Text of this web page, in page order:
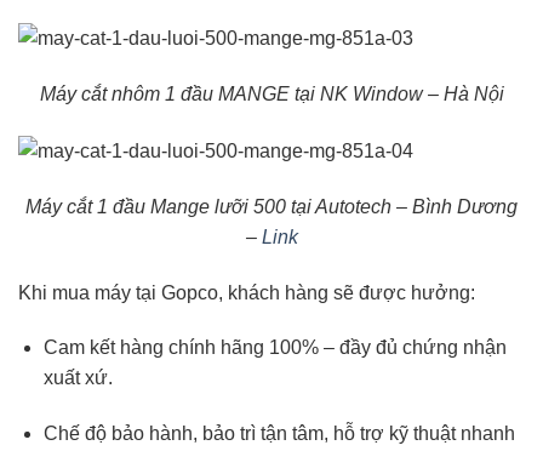
Máy cắt nhôm 1 đầu MANGE tại NK Window – Hà Nội
Máy cắt 1 đầu Mange lưỡi 500 tại Autotech – Bình Dương
– Link
Khi mua máy tại Gopco, khách hàng sẽ được hưởng:
Cam kết hàng chính hãng 100% – đầy đủ chứng nhận
xuất xứ.
Chế độ bảo hành, bảo trì tận tâm, hỗ trợ kỹ thuật nhanh